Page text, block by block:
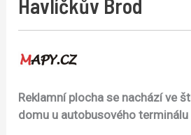
Havlíčkův Brod
Reklamní plocha se nachází ve
domu u autobusového terminálu